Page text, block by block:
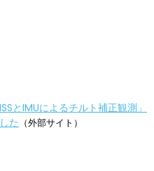
とIMUによるチルト補正観測」
た （外部サイト）